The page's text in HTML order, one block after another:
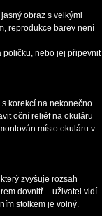
obraz s velkými
reprodukce barev není
poličku, nebo jej připevnit
korekcí na nekonečno.
oční reliéf na okuláru
místo okuláru v
zvyšuje rozsah
dovnitř – uživatel vidí
stolkem je volný.